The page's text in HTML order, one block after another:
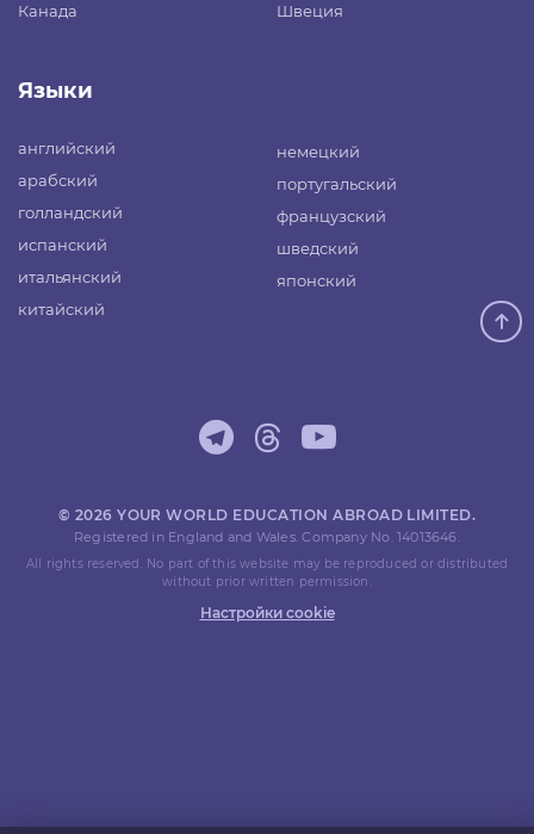
Канада
Швеция
Языки
английский
арабский
голландский
испанский
итальянский
китайский
немецкий
португальский
французский
шведский
японский
© 2026 YOUR WORLD EDUCATION ABROAD LIMITED.
Registered in England and Wales. Company No. 14013646.
All rights reserved. No part of this website may be reproduced or distributed
without prior written permission.
Настройки cookie